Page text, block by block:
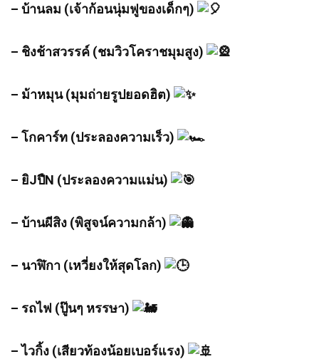
– บ้านลม (เจ้าก้อนนุ่มฟูของเด็กๆ)
– ชิงช้าสวรรค์ (ชมวิวโคราชมุมสูง)
– ม้าหมุน (มุมถ่ายรูปยอดฮิต)
– โกคาร์ท (ประลองความเร็ว)
– ยิJปืN (ประลองความแม่น)
– บ้านผีสิง (พิสูจน์ความกล้า)
– นาฬิกา (เหวี่ยงให้สุดโลก)
– รถไฟ (ปู๊นๆ หรรษา)
– ไวกิ้ง (เสียวท้องน้อยเบอร์แรง)